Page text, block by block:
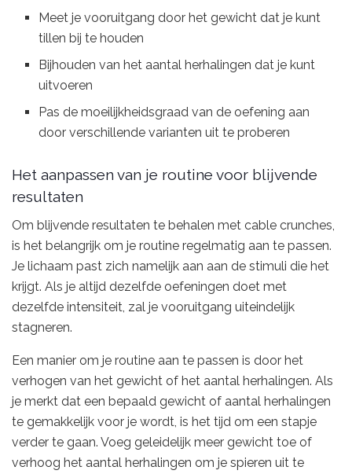
Meet je vooruitgang door het gewicht dat je kunt
tillen bij te houden
Bijhouden van het aantal herhalingen dat je kunt
uitvoeren
Pas de moeilijkheidsgraad van de oefening aan
door verschillende varianten uit te proberen
Het aanpassen van je routine voor blijvende
resultaten
Om blijvende resultaten te behalen met cable crunches,
is het belangrijk om je routine regelmatig aan te passen.
Je lichaam past zich namelijk aan aan de stimuli die het
krijgt. Als je altijd dezelfde oefeningen doet met
dezelfde intensiteit, zal je vooruitgang uiteindelijk
stagneren.
Een manier om je routine aan te passen is door het
verhogen van het gewicht of het aantal herhalingen. Als
je merkt dat een bepaald gewicht of aantal herhalingen
te gemakkelijk voor je wordt, is het tijd om een stapje
verder te gaan. Voeg geleidelijk meer gewicht toe of
verhoog het aantal herhalingen om je spieren uit te